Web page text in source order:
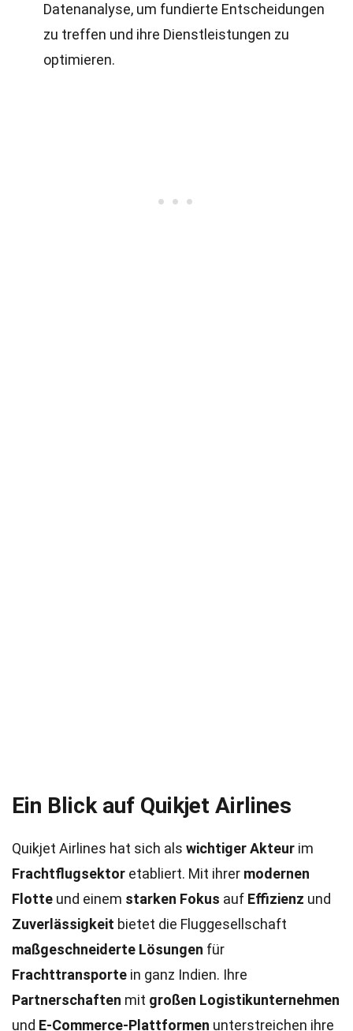
Datenanalyse, um fundierte Entscheidungen
zu treffen und ihre Dienstleistungen zu
optimieren.
Ein Blick auf Quikjet Airlines
Quikjet Airlines hat sich als wichtiger Akteur im
Frachtflugsektor etabliert. Mit ihrer modernen
Flotte und einem starken Fokus auf Effizienz und
Zuverlässigkeit bietet die Fluggesellschaft
maßgeschneiderte Lösungen für
Frachttransporte in ganz Indien. Ihre
Partnerschaften mit großen Logistikunternehmen
und E-Commerce-Plattformen unterstreichen ihre